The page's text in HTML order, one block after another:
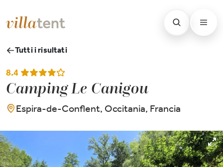
Tutti i risultati
8.4
Camping Le Canigou
Espira-de-Conflent, Occitania, Francia